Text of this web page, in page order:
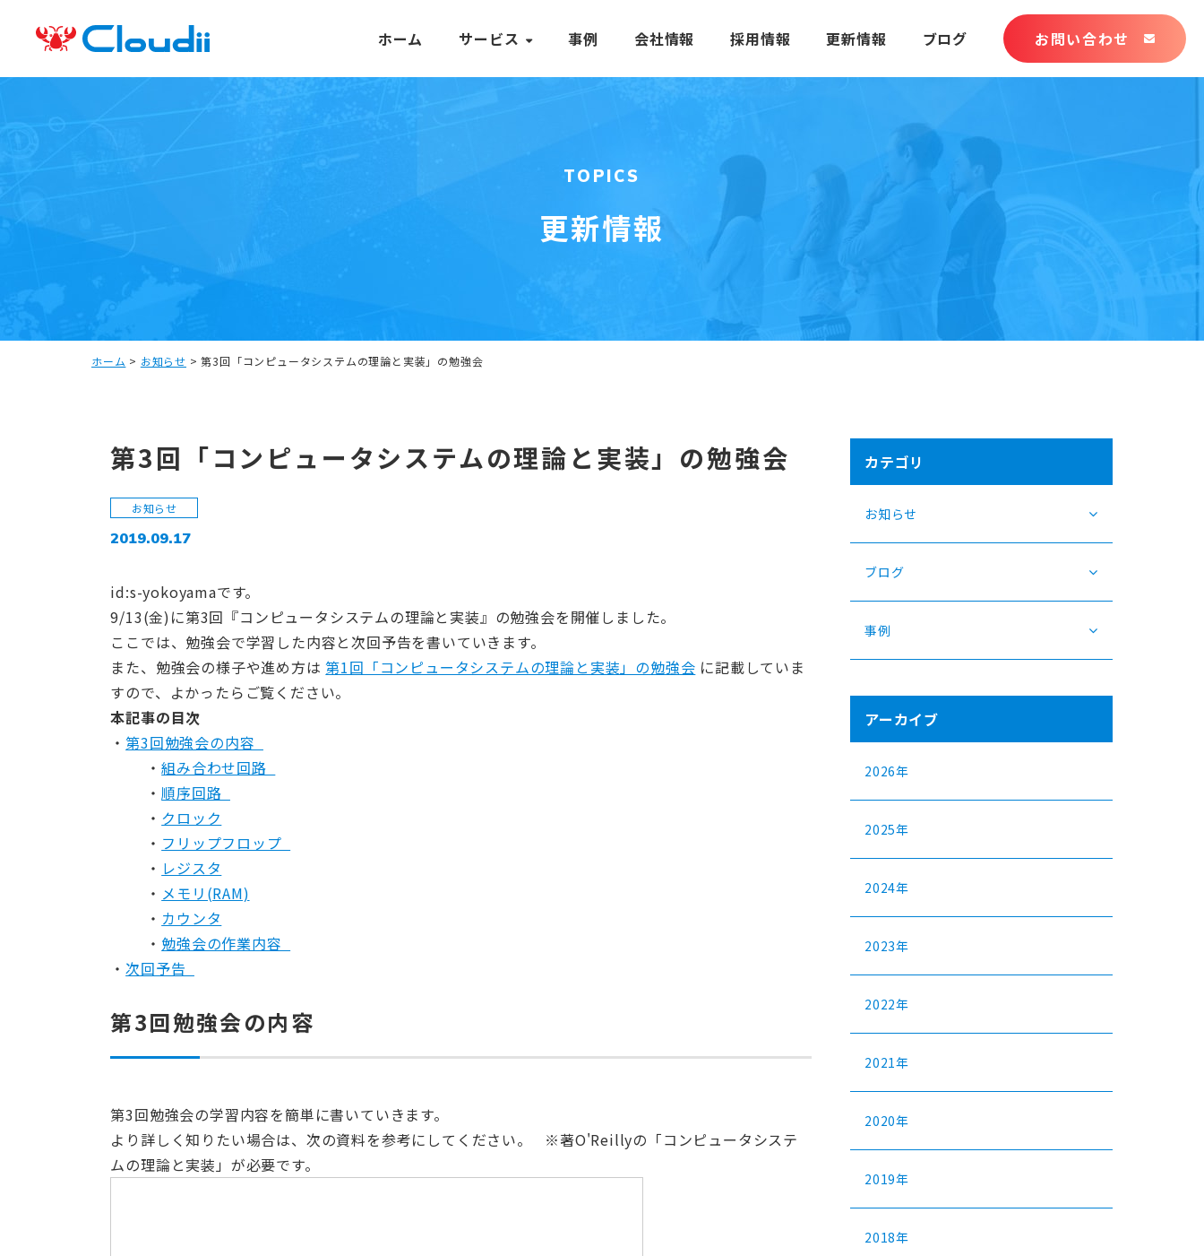
ホーム サービス 事例 会社情報 採用情報 更新情報 ブログ お問い合わせ
TOPICS
更新情報
ホーム > お知らせ >第3回「コンピュータシステムの理論と実装」の勉強会
第3回「コンピュータシステムの理論と実装」の勉強会
お知らせ
2019.09.17
id:s-yokoyamaです。
9/13(金)に第3回『コンピュータシステムの理論と実装』の勉強会を開催しました。
ここでは、勉強会で学習した内容と次回予告を書いていきます。
また、勉強会の様子や進め方は第1回「コンピュータシステムの理論と実装」の勉強会 に記載していま
すので、よかったらご覧ください。
本記事の目次
第3回勉強会の内容
組み合わせ回路
順序回路
クロック
フリップフロップ
レジスタ
メモリ(RAM)
カウンタ
勉強会の作業内容
次回予告
第3回勉強会の内容
第3回勉強会の学習内容を簡単に書いていきます。
より詳しく知りたい場合は、次の資料を参考にしてください。 ※著O'Reillyの「コンピュータシステ
ムの理論と実装」が必要です。
カテゴリ
お知らせ
ブログ
事例
アーカイブ
2026年
2025年
2024年
2023年
2022年
2021年
2020年
2019年
2018年